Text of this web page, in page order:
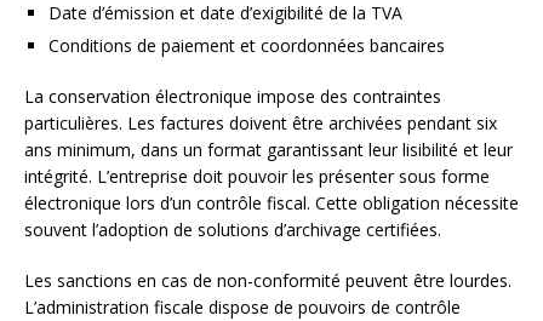
Date d’émission et date d’exigibilité de la TVA
Conditions de paiement et coordonnées bancaires
La conservation électronique impose des contraintes
particulières. Les factures doivent être archivées pendant six
ans minimum, dans un format garantissant leur lisibilité et leur
intégrité. L’entreprise doit pouvoir les présenter sous forme
électronique lors d’un contrôle fiscal. Cette obligation nécessite
souvent l’adoption de solutions d’archivage certifiées.
Les sanctions en cas de non-conformité peuvent être lourdes.
L’administration fiscale dispose de pouvoirs de contrôle